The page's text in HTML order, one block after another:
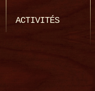
ACTIVITÉS